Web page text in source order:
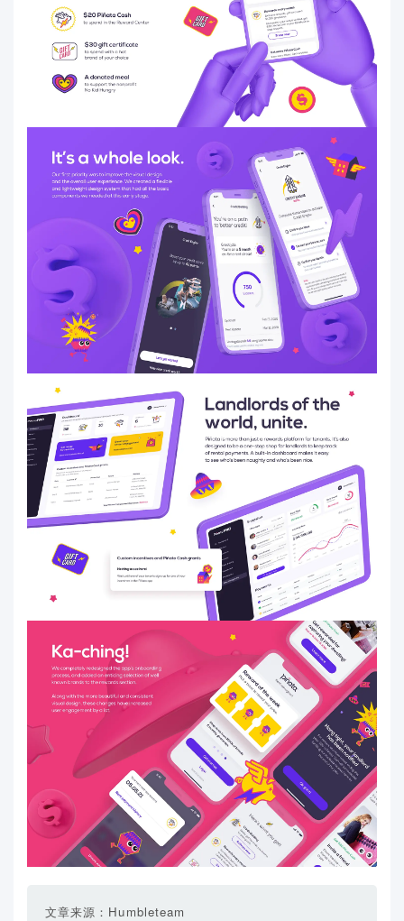
文章来源：Humbleteam